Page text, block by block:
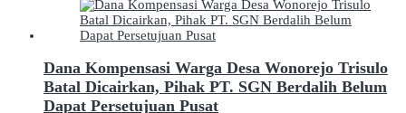
Dana Kompensasi Warga Desa Wonorejo Trisulo
Batal Dicairkan, Pihak PT. SGN Berdalih Belum
Dapat Persetujuan Pusat